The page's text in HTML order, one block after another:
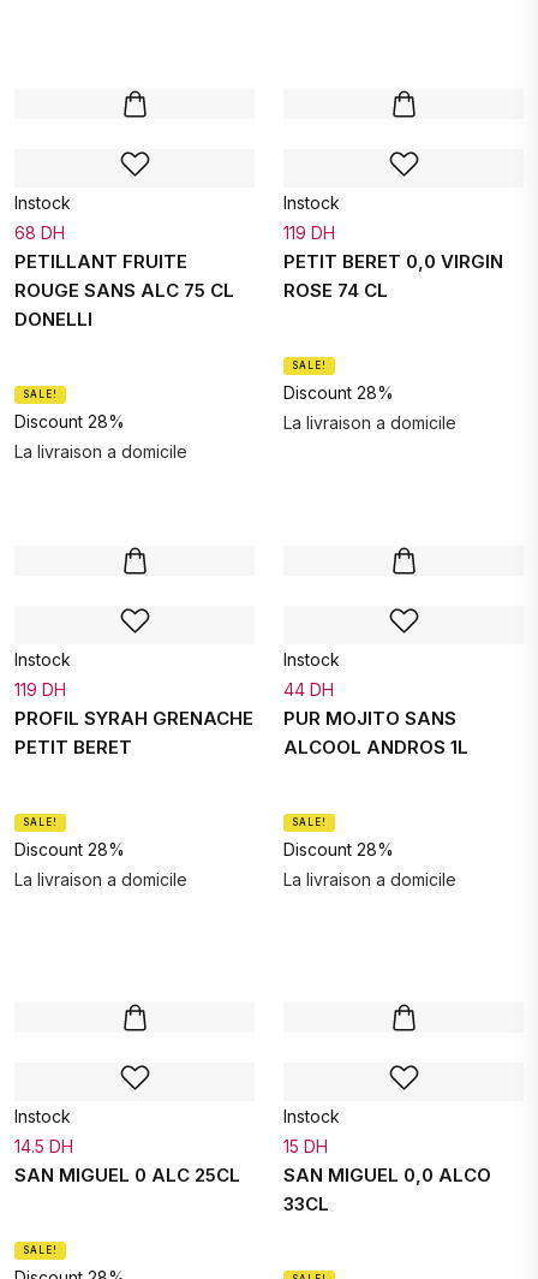
Instock
68 DH
PETILLANT FRUITE
ROUGE SANS ALC 75 CL
DONELLI
SALE!
Discount 28%
La livraison a domicile
Instock
119 DH
PETIT BERET 0,0 VIRGIN
ROSE 74 CL
SALE!
Discount 28%
La livraison a domicile
Instock
119 DH
PROFIL SYRAH GRENACHE
PETIT BERET
SALE!
Discount 28%
La livraison a domicile
Instock
44 DH
PUR MOJITO SANS
ALCOOL ANDROS 1L
SALE!
Discount 28%
La livraison a domicile
Instock
14.5 DH
SAN MIGUEL 0 ALC 25CL
SALE!
Instock
15 DH
SAN MIGUEL 0,0 ALCO
33CL